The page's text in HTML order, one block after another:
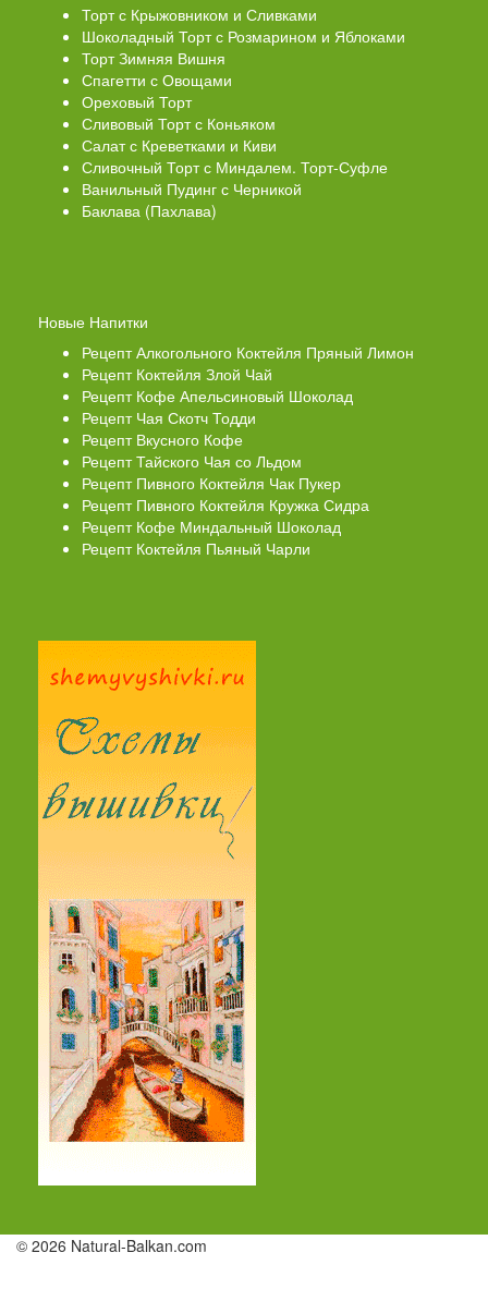
Торт с Крыжовником и Сливками
Шоколадный Торт с Розмарином и Яблоками
Торт Зимняя Вишня
Спагетти с Овощами
Ореховый Торт
Сливовый Торт с Коньяком
Салат с Креветками и Киви
Сливочный Торт с Миндалем. Торт-Суфле
Ванильный Пудинг с Черникой
Баклава (Пахлава)
Новые Напитки
Рецепт Алкогольного Коктейля Пряный Лимон
Рецепт Коктейля Злой Чай
Рецепт Кофе Апельсиновый Шоколад
Рецепт Чая Скотч Тодди
Рецепт Вкусного Кофе
Рецепт Тайского Чая со Льдом
Рецепт Пивного Коктейля Чак Пукер
Рецепт Пивного Коктейля Кружка Сидра
Рецепт Кофе Миндальный Шоколад
Рецепт Коктейля Пьяный Чарли
© 2026 Natural-Balkan.com